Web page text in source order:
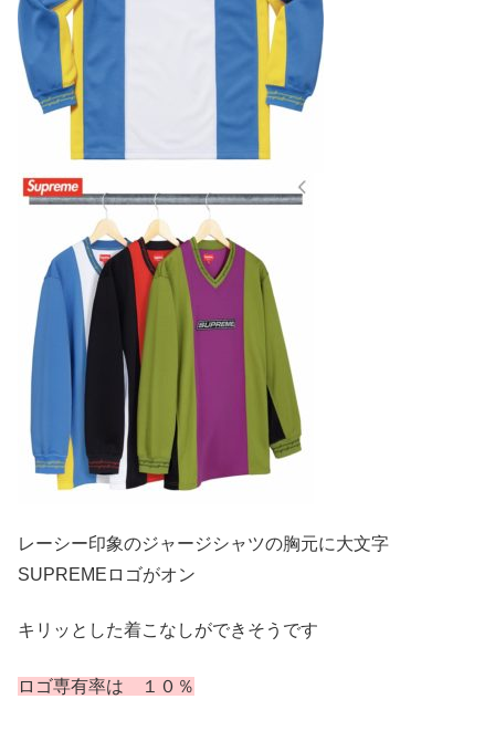
レーシー印象のジャージシャツの胸元に大文字
SUPREMEロゴがオン
キリッとした着こなしができそうです
ロゴ専有率は １０％